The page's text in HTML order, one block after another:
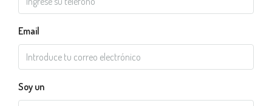
Email
Soy un